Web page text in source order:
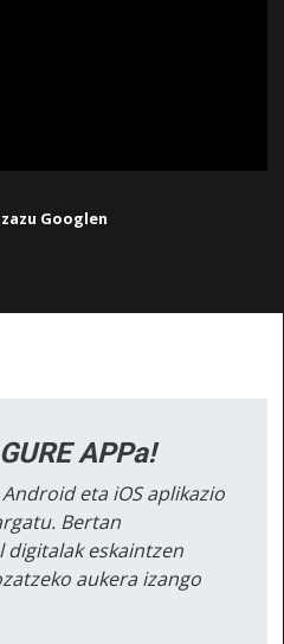
Googlen
APPa!
eta iOS aplikazio
Bertan
eskaintzen
aukera izango